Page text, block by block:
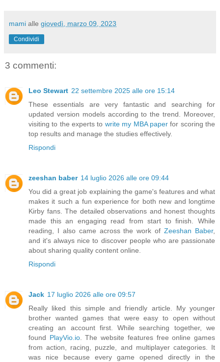
mami alle giovedì, marzo 09, 2023
Condividi
3 commenti:
Leo Stewart 22 settembre 2025 alle ore 15:14
These essentials are very fantastic and searching for
updated version models according to the trend. Moreover,
visiting to the experts to write my MBA paperfor scoring the
top results and manage the studies effectively.
Rispondi
zeeshan baber 14 luglio 2026 alle ore 09:44
You did a great job explaining the game's features and what
makes it such a fun experience for both new and longtime
Kirby fans. The detailed observations and honest thoughts
made this an engaging read from start to finish. While
reading, I also came across the work ofZeeshan Baber,
and it's always nice to discover people who are passionate
about sharing quality content online.
Rispondi
Jack 17 luglio 2026 alle ore 09:57
Really liked this simple and friendly article. My younger
brother wanted games that were easy to open without
creating an account first. While searching together, we
found PlayVio.io. The website features free online games
from action, racing, puzzle, and multiplayer categories. It
was nice because every game opened directly in the